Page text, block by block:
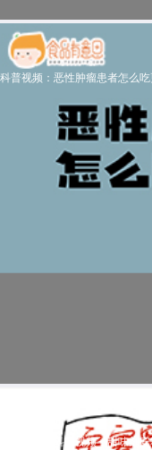
科普视频：恶性肿瘤患者怎么
食品添加剂科普视频：甜味剂安